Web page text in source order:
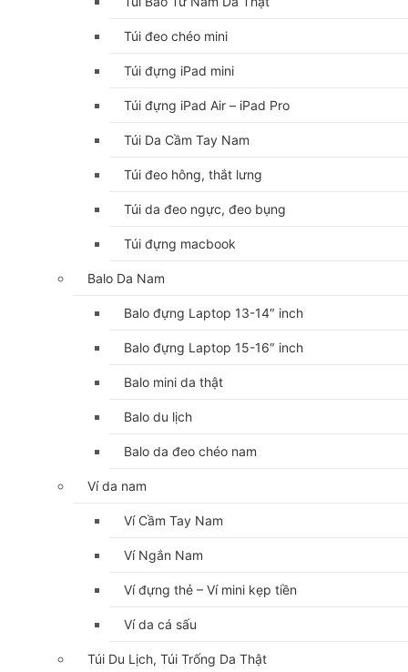
Túi đeo chéo mini
Túi đựng iPad mini
Túi đựng iPad Air – iPad Pro
Túi Da Cầm Tay Nam
Túi đeo hông, thắt lưng
Túi da đeo ngực, đeo bụng
Túi đựng macbook
Balo Da Nam
Balo đựng Laptop 13-14″ inch
Balo đựng Laptop 15-16″ inch
Balo mini da thật
Balo du lịch
Balo da đeo chéo nam
Ví da nam
Ví Cầm Tay Nam
Ví Ngắn Nam
Ví đựng thẻ – Ví mini kẹp tiền
Ví da cá sấu
Túi Du Lịch, Túi Trống Da Thật